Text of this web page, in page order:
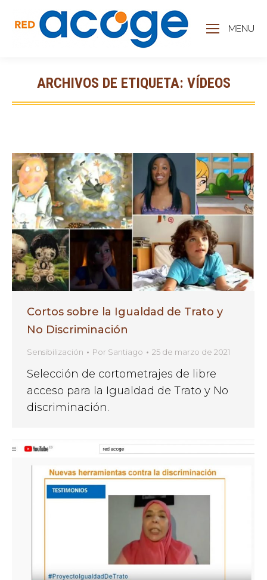
MENU
ARCHIVOS DE ETIQUETA: VÍDEOS
Estás aquí:
Cortos sobre la Igualdad de Trato y
No Discriminación
Sensibilización Por Santiago 25 de marzo de 2021
Selección de cortometrajes de libre
acceso para la Igualdad de Trato y No
discriminación.